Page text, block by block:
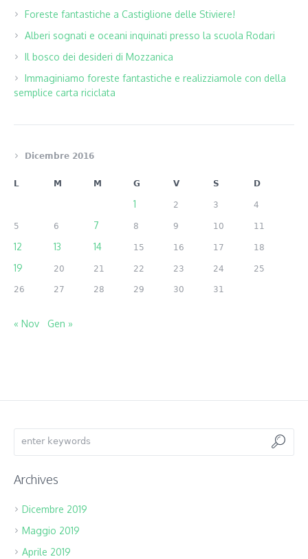
Foreste fantastiche a Castiglione delle Stiviere!
Alberi sognati e oceani inquinati presso la scuola Rodari
Il bosco dei desideri di Mozzanica
Immaginiamo foreste fantastiche e realizziamole con della
semplice carta riciclata
Dicembre 2016
L M M G V S D
1 2 3 4
5 6 7 8 9 10 11
12 13 14 15 16 17 18
19 20 21 22 23 24 25
26 27 28 29 30 31
« Nov Gen »
Archives
Dicembre 2019
Maggio 2019
Aprile 2019